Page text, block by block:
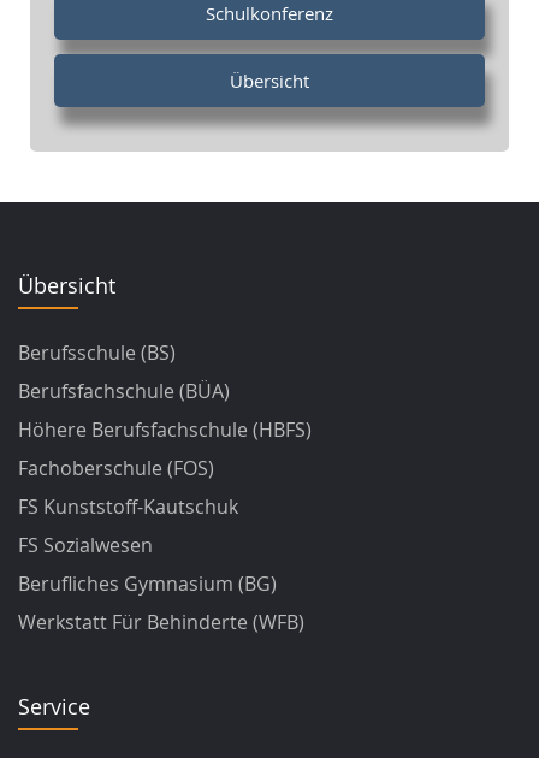
Schulkonferenz
Übersicht
Übersicht
Berufsschule (BS)
Berufsfachschule (BÜA)
Höhere Berufsfachschule (HBFS)
Fachoberschule (FOS)
FS Kunststoff-Kautschuk
FS Sozialwesen
Berufliches Gymnasium (BG)
Werkstatt Für Behinderte (WFB)
Service